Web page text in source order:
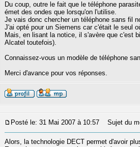
Du coup, outre le fait que le téléphone
émet des ondes que lorsqu'on l'utilise.
Je vais donc chercher un téléphone sans fil
J'ai opté pour un Siemens car c'était le seul
Mais, en lisant la notice, il s'avère que c'est
Alcatel toutefois).
Connaissez-vous un modèle de téléphone
Merci d'avance pour vos réponses.
Posté le: 31 Mai 2007 à 10:57 Sujet du
Alors, la technologie DECT permet d'avoir